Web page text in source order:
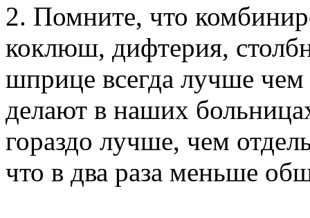
2. Помните, что
коклюш, дифтерия,
шприце всегда лучше чем
делают в наших
гораздо лучше, чем
что в два раза меньше